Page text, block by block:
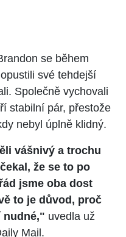
se během
své tehdejší
Společně vychovali
stabilní pár, přestože
nebyl úplně klidný.
vášnivý a trochu
že se to po
jsme oba dost
to je důvod, proč
nudné," uvedla už
Mail.